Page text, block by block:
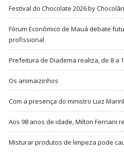
Festival do Chocolate 2026 by
Fórum Econômico de Mauá debate
profissional
Prefeitura de Diadema realiza, de 8 a
Os animaizinhos
Com a presença do ministro Luiz
Aos 98 anos de idade, Milton Ferriani
Misturar produtos de limpeza pode